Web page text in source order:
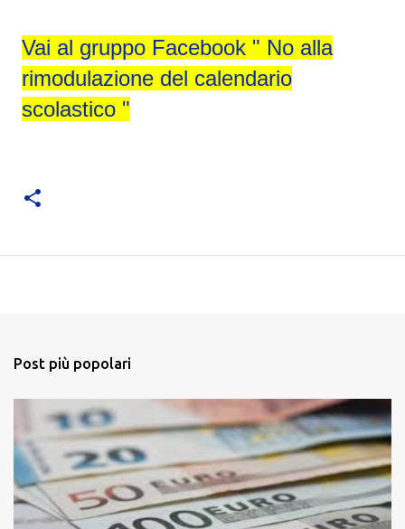
Vai al gruppo Facebook " No alla
rimodulazione del calendario
scolastico "
Post più popolari